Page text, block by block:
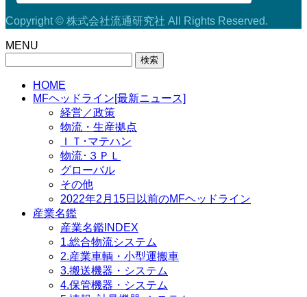
Copyright © 株式会社流通研究社 All Rights Reserved.
MENU
HOME
MFヘッドライン[最新ニュース]
経営／政策
物流・生産拠点
ＩＴ･マテハン
物流･３ＰＬ
グローバル
その他
2022年2月15日以前のMFヘッドライン
産業名鑑
産業名鑑INDEX
1.総合物流システム
2.産業車輌・小型運搬車
3.搬送機器・システム
4.保管機器・システム